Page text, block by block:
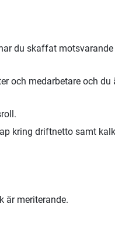
du skaffat
och medarbetare och du
kring driftnetto samt
är meriterande.